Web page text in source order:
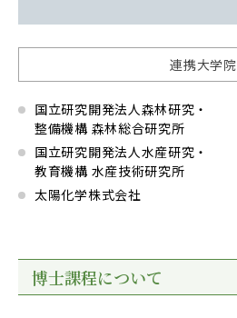
連携大学院
国立研究開発法人森林研究・
整備機構 森林総合研究所
国立研究開発法人水産研究・
教育機構 水産技術研究所
太陽化学株式会社
博士課程について